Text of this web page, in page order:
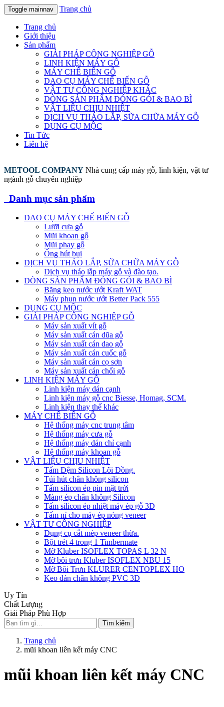
Toggle mainnav Trang chủ
Trang chủ
Giới thiệu
Sản phẩm
GIẢI PHÁP CÔNG NGHIỆP GỖ
LINH KIỆN MÁY GỖ
MÁY CHẾ BIẾN GỖ
DAO CỤ MÁY CHẾ BIẾN GỖ
VẬT TƯ CÔNG NGHIỆP KHÁC
DÒNG SẢN PHẨM ĐÓNG GÓI & BAO BÌ
VẬT LIỆU CHỊU NHIỆT
DỊCH VỤ THÁO LẮP, SỮA CHỮA MÁY GỖ
DỤNG CỤ MỘC
Tin Tức
Liên hệ
METOOL COMPANY Nhà cung cấp máy gỗ, linh kiện, vật tư
ngành gỗ chuyên nghiệp
Danh mục sản phẩm
DAO CỤ MÁY CHẾ BIẾN GỖ
Lưỡi cưa gỗ
Mũi khoan gỗ
Mũi phay gỗ
Ống hút bụi
DỊCH VỤ THÁO LẮP, SỮA CHỮA MÁY GỖ
Dịch vụ tháo lắp máy gỗ và đào tạo.
DÒNG SẢN PHẨM ĐÓNG GÓI & BAO BÌ
Băng keo nước ướt Kraft WAT
Máy phun nước ướt Better Pack 555
DỤNG CỤ MỘC
GIẢI PHÁP CÔNG NGHIỆP GỖ
Máy sản xuất vít gỗ
Máy sản xuất cán dũa gỗ
Máy sản xuất cán dao gỗ
Máy sản xuất cán cuốc gỗ
Máy sản xuất cán cọ sơn
Máy sản xuất cán chổi gỗ
LINH KIỆN MÁY GỖ
Linh kiện máy dán cạnh
Linh kiện máy gỗ cnc Biesse, Homag, SCM.
Linh kiện thay thế khác
MÁY CHẾ BIẾN GỖ
Hệ thống máy cnc trung tâm
Hệ thống máy cưa gỗ
Hệ thống máy dán chỉ cạnh
Hệ thống máy khoan gỗ
VẬT LIỆU CHỊU NHIỆT
Tấm Đệm Silicon Lõi Đồng.
Túi hút chân không silicon
Tấm silicon ép pin mặt trời
Màng ép chân không Silicon
Tấm silicon ép nhiệt máy ép gỗ 3D
Tấm nỉ cho máy ép nóng veneer
VẬT TƯ CÔNG NGHIỆP
Dụng cụ cắt mép veneer thừa.
Bột trét 4 trong 1 Timbermate
Mỡ Kluber ISOFLEX TOPAS L 32 N
Mỡ bôi trơn Kluber ISOFLEX NBU 15
Mỡ Bôi Trơn KLURER CENTOPLEX HO
Keo dán chân không PVC 3D
Uy Tín
Chất Lượng
Giải Pháp Phù Hợp
Tìm kiếm
Trang chủ
mũi khoan liên kết máy CNC
mũi khoan liên kết máy CNC